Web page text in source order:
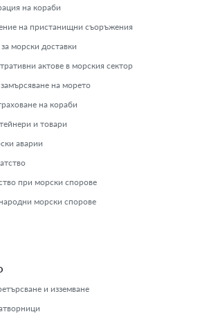
на кораби
на пристанищни съоръжения
морски доставки
актове в морския сектор
на морето
на кораби
и товари
аварии
при морски спорове
морски спорове
и изземване